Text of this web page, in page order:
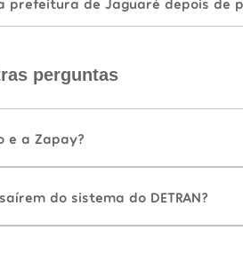
perguntas
e a Zapay?
do sistema do DETRAN?